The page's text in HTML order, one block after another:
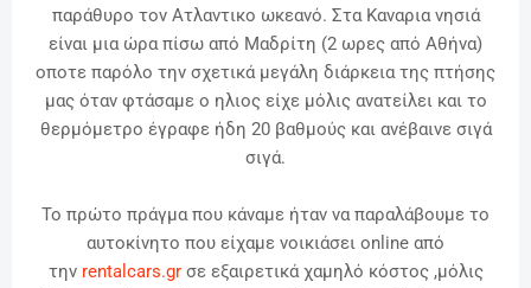
παράθυρο τον Ατλαντικο ωκεανό. Στα Καναρια νησιά
είναι μια ώρα πίσω από Μαδρίτη (2 ωρες από Αθήνα)
οποτε παρόλο την σχετικά μεγάλη διάρκεια της πτήσης
μας όταν φτάσαμε ο ηλιος είχε μόλις ανατείλει και το
θερμόμετρο έγραφε ήδη 20 βαθμούς και ανέβαινε σιγά
σιγά.
Το πρώτο πράγμα που κάναμε ήταν να παραλάβουμε το
αυτοκίνητο που είχαμε νοικιάσει online από
την rentalcars.grσε εξαιρετικά χαμηλό κόστος ,μόλις